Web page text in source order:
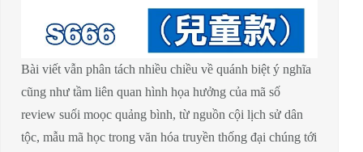
Bài viết vẫn phân tách nhiều chiều về quánh biệt ý nghĩa
cũng như tầm liên quan hình họa hưởng của mã số
review suối moọc quảng bình, từ nguồn cội lịch sử dân
tộc, mẫu mã học trong văn hóa truyền thống đại chúng tới